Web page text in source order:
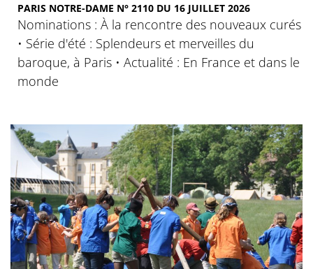
PARIS NOTRE-DAME N° 2110 DU 16 JUILLET 2026
Nominations : À la rencontre des nouveaux curés
• Série d'été : Splendeurs et merveilles du
baroque, à Paris • Actualité : En France et dans le
monde